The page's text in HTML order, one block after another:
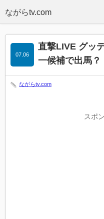
直撃LIVE グッ
一候補で出馬？
07.06
ながらtv.com
スポ